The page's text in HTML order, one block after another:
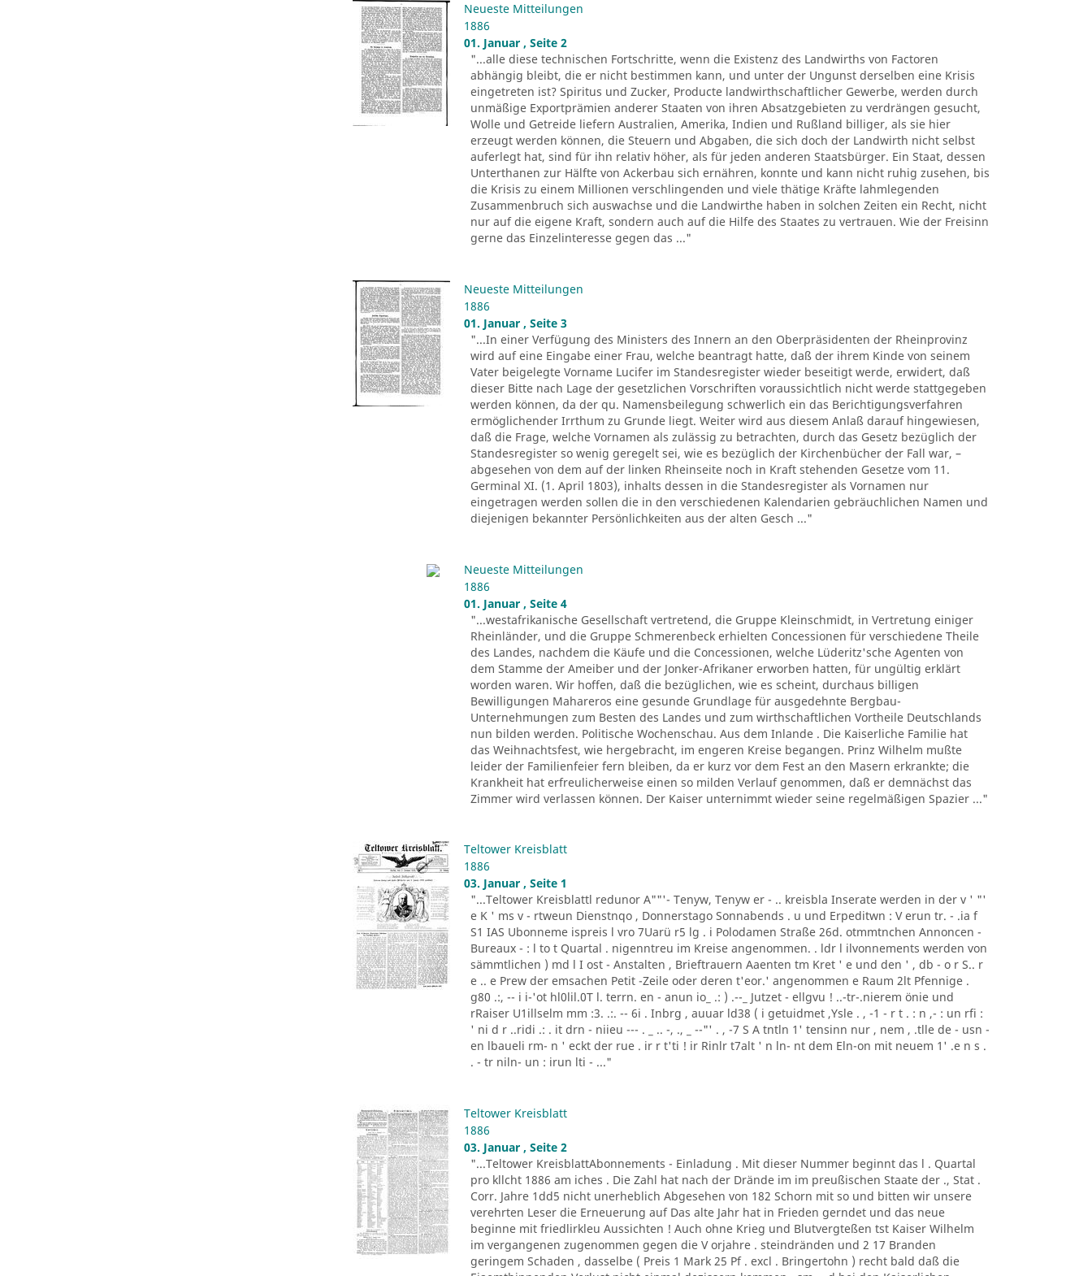
Neueste Mitteilungen
1886
01. Januar , Seite 2
"...alle diese technischen Fortschritte, wenn die Existenz des Landwirths von Factoren
abhängig bleibt, die er nicht bestimmen kann, und unter der Ungunst derselben eine Krisis
eingetreten ist? Spiritus und Zucker, Producte landwirthschaftlicher Gewerbe, werden durch
unmäßige Exportprämien anderer Staaten von ihren Absatzgebieten zu verdrängen gesucht,
Wolle und Getreide liefern Australien, Amerika, Indien und Rußland billiger, als sie hier
erzeugt werden können, die Steuern und Abgaben, die sich doch der Landwirth nicht selbst
auferlegt hat, sind für ihn relativ höher, als für jeden anderen Staatsbürger. Ein Staat, dessen
Unterthanen zur Hälfte von Ackerbau sich ernähren, konnte und kann nicht ruhig zusehen, bis
die Krisis zu einem Millionen verschlingenden und viele thätige Kräfte lahmlegenden
Zusammenbruch sich auswachse und die Landwirthe haben in solchen Zeiten ein Recht, nicht
nur auf die eigene Kraft, sondern auch auf die Hilfe des Staates zu vertrauen. Wie der Freisinn
gerne das Einzelinteresse gegen das ..."
Neueste Mitteilungen
1886
01. Januar , Seite 3
"...In einer Verfügung des Ministers des Innern an den Oberpräsidenten der Rheinprovinz
wird auf eine Eingabe einer Frau, welche beantragt hatte, daß der ihrem Kinde von seinem
Vater beigelegte Vorname Lucifer im Standesregister wieder beseitigt werde, erwidert, daß
dieser Bitte nach Lage der gesetzlichen Vorschriften voraussichtlich nicht werde stattgegeben
werden können, da der qu. Namensbeilegung schwerlich ein das Berichtigungsverfahren
ermöglichender Irrthum zu Grunde liegt. Weiter wird aus diesem Anlaß darauf hingewiesen,
daß die Frage, welche Vornamen als zulässig zu betrachten, durch das Gesetz bezüglich der
Standesregister so wenig geregelt sei, wie es bezüglich der Kirchenbücher der Fall war, –
abgesehen von dem auf der linken Rheinseite noch in Kraft stehenden Gesetze vom 11.
Germinal XI. (1. April 1803), inhalts dessen in die Standesregister als Vornamen nur
eingetragen werden sollen die in den verschiedenen Kalendarien gebräuchlichen Namen und
diejenigen bekannter Persönlichkeiten aus der alten Gesch ..."
Neueste Mitteilungen
1886
01. Januar , Seite 4
"...westafrikanische Gesellschaft vertretend, die Gruppe Kleinschmidt, in Vertretung einiger
Rheinländer, und die Gruppe Schmerenbeck erhielten Concessionen für verschiedene Theile
des Landes, nachdem die Käufe und die Concessionen, welche Lüderitz'sche Agenten von
dem Stamme der Ameiber und der Jonker-Afrikaner erworben hatten, für ungültig erklärt
worden waren. Wir hoffen, daß die bezüglichen, wie es scheint, durchaus billigen
Bewilligungen Mahareros eine gesunde Grundlage für ausgedehnte Bergbau-
Unternehmungen zum Besten des Landes und zum wirthschaftlichen Vortheile Deutschlands
nun bilden werden. Politische Wochenschau. Aus dem Inlande . Die Kaiserliche Familie hat
das Weihnachtsfest, wie hergebracht, im engeren Kreise begangen. Prinz Wilhelm mußte
leider der Familienfeier fern bleiben, da er kurz vor dem Fest an den Masern erkrankte; die
Krankheit hat erfreulicherweise einen so milden Verlauf genommen, daß er demnächst das
Zimmer wird verlassen können. Der Kaiser unternimmt wieder seine regelmäßigen Spazier ..."
Teltower Kreisblatt
1886
03. Januar , Seite 1
"...Teltower Kreisblattl redunor A""'- Tenyw, Tenyw er - .. kreisbla Inserate werden in der v ' "'
e K ' ms v - rtweun Dienstnqo , Donnerstago Sonnabends . u und Erpeditwn : V erun tr. - .ia f
S1 IAS Ubonneme ispreis l vro 7Uarü r5 lg . i Polodamen Straße 26d. otmmtnchen Annoncen -
Bureaux - : l to t Quartal . nigenntreu im Kreise angenommen. . ldr l ilvonnements werden von
sämmtlichen ) md l I ost - Anstalten , Brieftrauern Aaenten tm Kret ' e und den ' , db - o r S.. r
e .. e Prew der emsachen Petit -Zeile oder deren t'eor.' angenommen e Raum 2lt Pfennige .
g80 .:, -- i i-'ot hl0lil.0T l. terrn. en - anun io_ .: ) .--_ Jutzet - ellgvu ! ..-tr-.nierem önie und
rRaiser U1illselm mm :3. .:. -- 6i . Inbrg , auuar ld38 ( i getuidmet ,Ysle . , -1 - r t . : n ,- : un rfi :
' ni d r ..ridi .: . it drn - niieu --- . _ .. -, ., _ --"' . , -7 S A tntln 1' tensinn nur , nem , .tlle de - usn -
en lbaueli rm- n ' eckt der rue . ir r t'ti ! ir Rinlr t7alt ' n ln- nt dem Eln-on mit neuem 1' .e n s .
. - tr niln- un : irun lti - ..."
Teltower Kreisblatt
1886
03. Januar , Seite 2
"...Teltower KreisblattAbonnements - Einladung . Mit dieser Nummer beginnt das l . Quartal
pro kllcht 1886 am iches . Die Zahl hat nach der Drände im im preußischen Staate der ., Stat .
Corr. Jahre 1dd5 nicht unerheblich Abgesehen von 182 Schorn mit so und bitten wir unsere
verehrten Leser die Erneuerung auf Das alte Jahr hat in Frieden gerndet und das neue
beginne mit friedlirkleu Aussichten ! Auch ohne Krieg und Blutvergteßen tst Kaiser Wilhelm
im vergangenen zugenommen gegen die V orjahre . steindränden und 2 17 Branden
geringem Schaden , dasselbe ( Preis 1 Mark 25 Pf . excl . Bringertohn ) recht bald daß die